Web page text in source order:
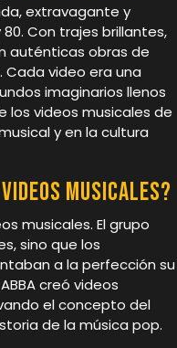
extravagante y
Con trajes brillantes,
auténticas obras de
video era una
imaginarios llenos
los videos musicales de
y en la cultura
musicales?
musicales. El grupo
sino que los
a la perfección su
creó videos
el concepto del
de la música pop.